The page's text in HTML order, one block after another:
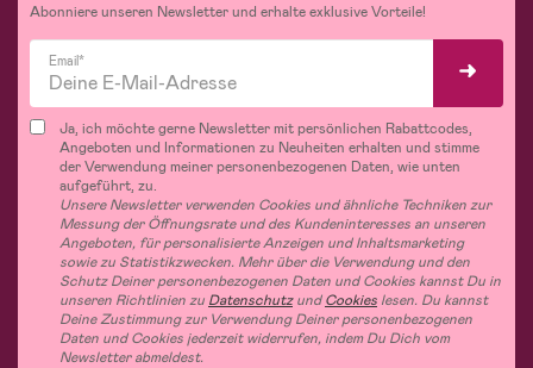
Abonniere unseren Newsletter und erhalte exklusive Vorteile!
Email*
Ja, ich möchte gerne Newsletter mit persönlichen Rabattcodes,
Angeboten und Informationen zu Neuheiten erhalten und stimme
der Verwendung meiner personenbezogenen Daten, wie unten
aufgeführt, zu.
Unsere Newsletter verwenden Cookies und ähnliche Techniken zur
Messung der Öffnungsrate und des Kundeninteresses an unseren
Angeboten, für personalisierte Anzeigen und Inhaltsmarketing
sowie zu Statistikzwecken. Mehr über die Verwendung und den
Schutz Deiner personenbezogenen Daten und Cookies kannst Du in
unseren Richtlinien zu DatenschutzundCookies lesen. Du kannst
Deine Zustimmung zur Verwendung Deiner personenbezogenen
Daten und Cookies jederzeit widerrufen, indem Du Dich vom
Newsletter abmeldest.